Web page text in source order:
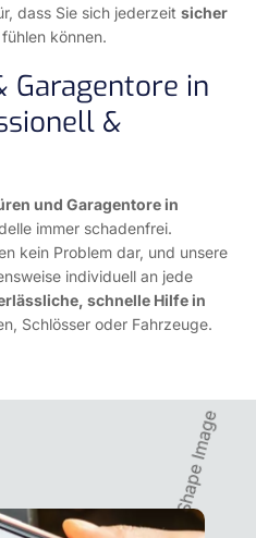
dass Sie sich jederzeit sicher
fühlen können.
Garagentore in
&
und Garagentore in
immer schadenfrei.
kein Problem dar, und unsere
individuell an jede
schnelle Hilfe in
Schlösser oder Fahrzeuge.